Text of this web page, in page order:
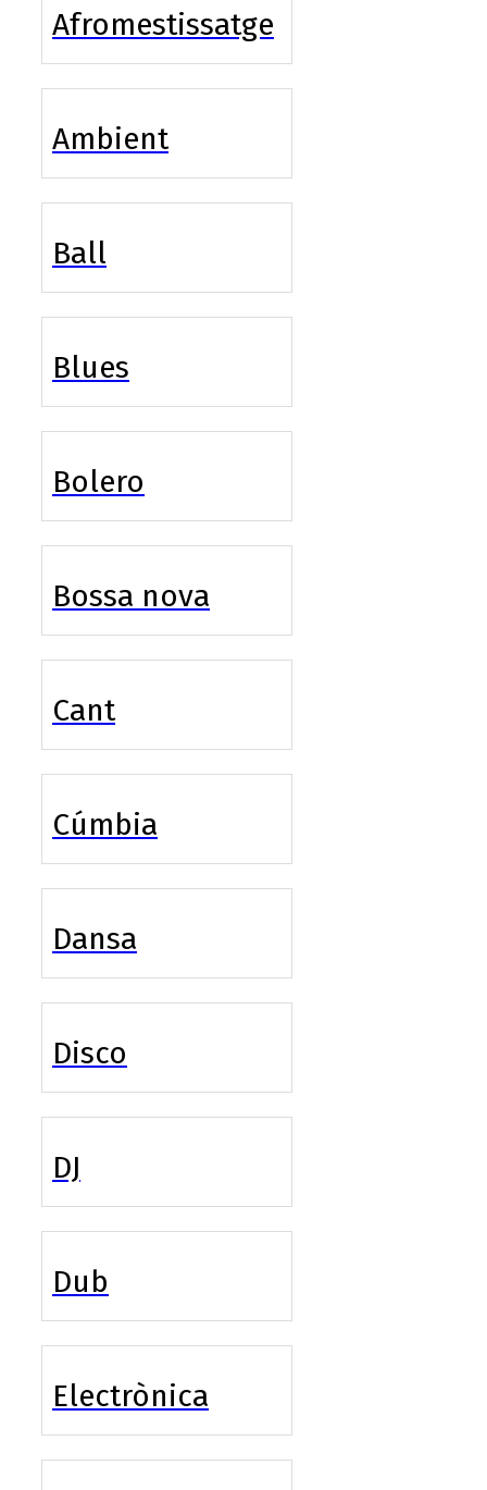
Afromestissatge
Ambient
Ball
Blues
Bolero
Bossa nova
Cant
Cúmbia
Dansa
Disco
DJ
Dub
Electrònica